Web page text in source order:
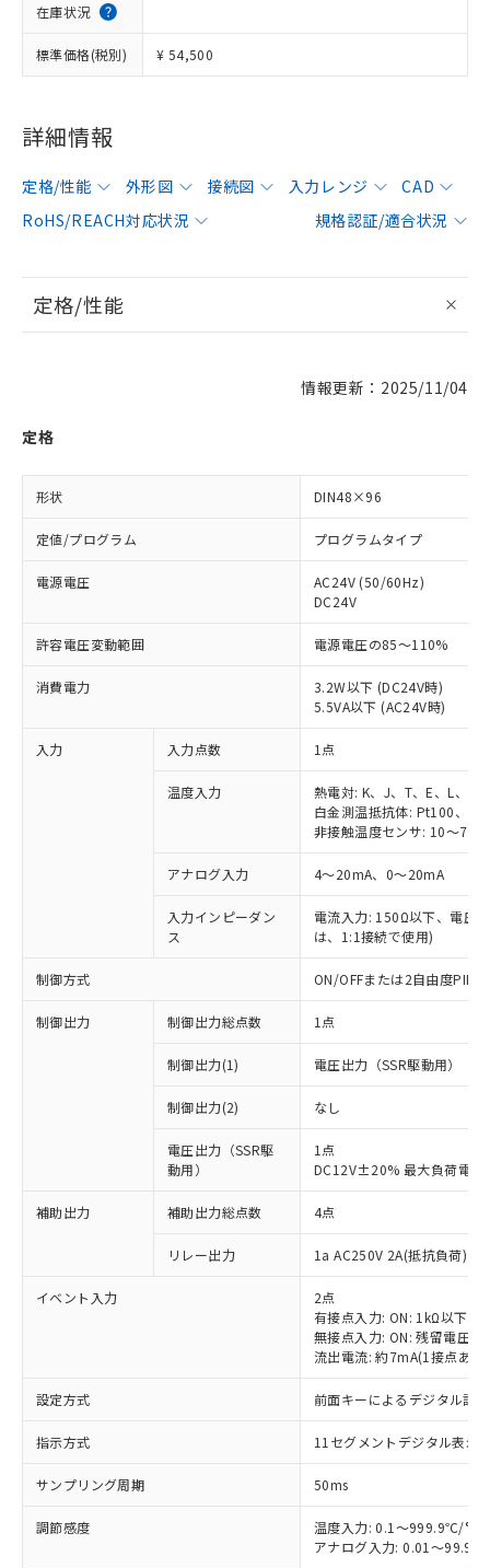
在庫状況
標準価格(税別) ¥ 54,500
詳細情報
定格/性能 外形図 接続図 入力レンジ
CAD
RoHS/REACH対応状況
規格認証/適合状況
定格/性能
情報更新：2025/11/04
定格
形状 DIN48×96
定値/プログラム プログラムタイプ
電源電圧
AC24V (50/60Hz)
DC24V
許容電圧変動範囲 電源電圧の85～110%
消費電力
3.2W以下 (DC24V時)
5.5VA以下 (AC24V時)
入力 入力点数 1点
温度入力
熱電対: K、J、T、E、L、U
白金測温抵抗体: Pt100、
非接触温度センサ: 10～
アナログ入力 4～20mA、0～20mA
入力インピーダン
ス
電流入力: 150Ω以下、電圧
は、1:1接続で使用)
制御方式 ON/OFFまたは2自由度PID
制御出力 制御出力総点数 1点
制御出力(1) 電圧出力（SSR駆動用）
制御出力(2) なし
電圧出力（SSR駆
動用）
1点
DC12V±20% 最大負荷電流
補助出力 補助出力総点数 4点
リレー出力 1a AC250V 2A(抵抗負荷)
イベント入力
2点
有接点入力: ON: 1kΩ以下、
無接点入力: ON: 残留電圧
流出電流: 約7mA(1接点あた
設定方式 前面キーによるデジタル設定
指示方式 11セグメントデジタル表示
サンプリング周期 50ms
調節感度
温度入力: 0.1～999.9℃/°F
アナログ入力: 0.01～